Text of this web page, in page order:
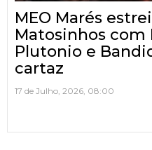
MEO Marés
Matosinhos com
Plutonio e
cartaz
17 de Julho, 2026, 08:00